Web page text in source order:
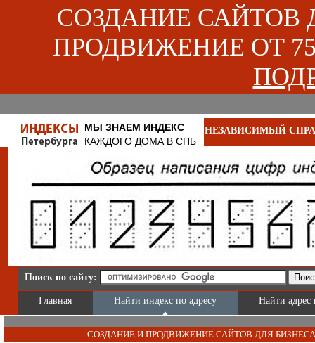
СОЗДАНИЕ САЙТОВ
ПРОДВИЖЕНИЕ ОТ
МЫ ЗНАЕМ ИНДЕКС
КАЖДОГО ДОМА В СПБ
НЕЗАВИСИМЫЙ
Поиск по сайту:
Главная Найти индекс по адресу Найти адрес
СОЗДАНИЕ И ПРОДВИЖЕНИЕ САЙТОВ ДЛЯ